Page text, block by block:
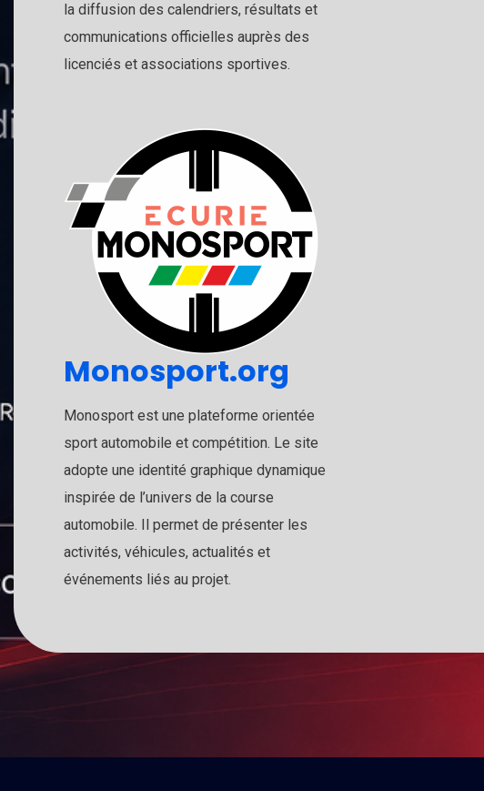
la diffusion des calendriers, résultats et
communications officielles auprès des
licenciés et associations sportives.
Monosport.org
Monosport est une plateforme orientée
sport automobile et compétition. Le site
adopte une identité graphique dynamique
inspirée de l’univers de la course
automobile. Il permet de présenter les
activités, véhicules, actualités et
événements liés au projet.